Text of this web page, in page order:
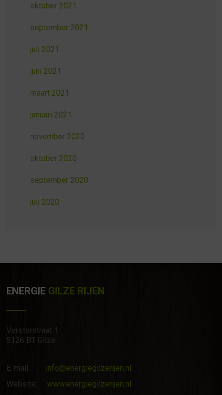
oktober 2021
september 2021
juli 2021
juni 2021
maart 2021
januari 2021
november 2020
oktober 2020
september 2020
juli 2020
ENERGIE GILZE RIJEN
Versterstraat 1
5126 BT Gilze
E-mail:
info@energiegilzerijen.nl
Website:
www.energiegilzerijen.nl